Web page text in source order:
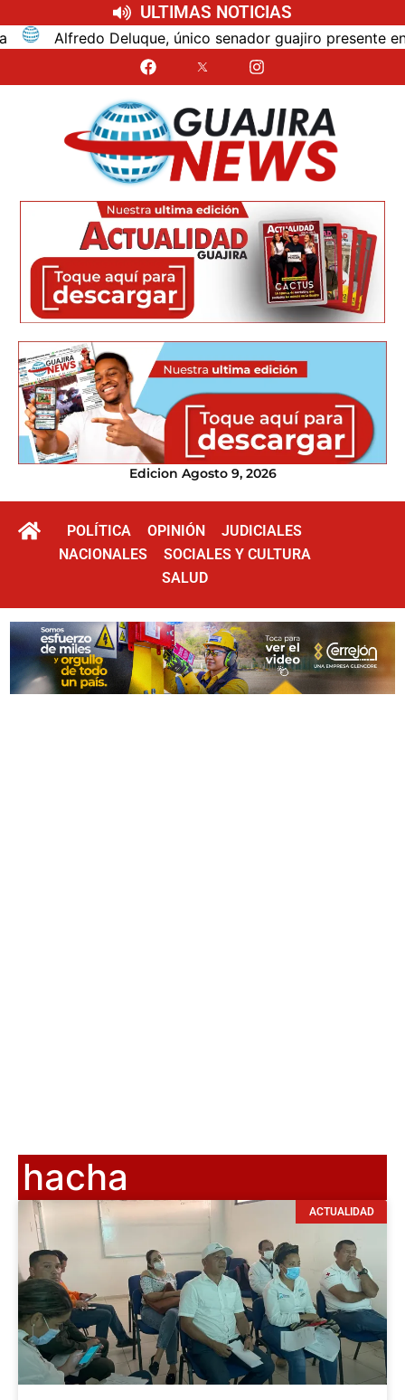
ULTIMAS NOTICIAS
Alfredo Deluque, único senador guajiro presente en la
Edicion Agosto 9, 2026
POLÍTICA OPINIÓN
JUDICIALES
NACIONALES
SOCIALES Y CULTURA
SALUD
hacha
ACTUALIDAD